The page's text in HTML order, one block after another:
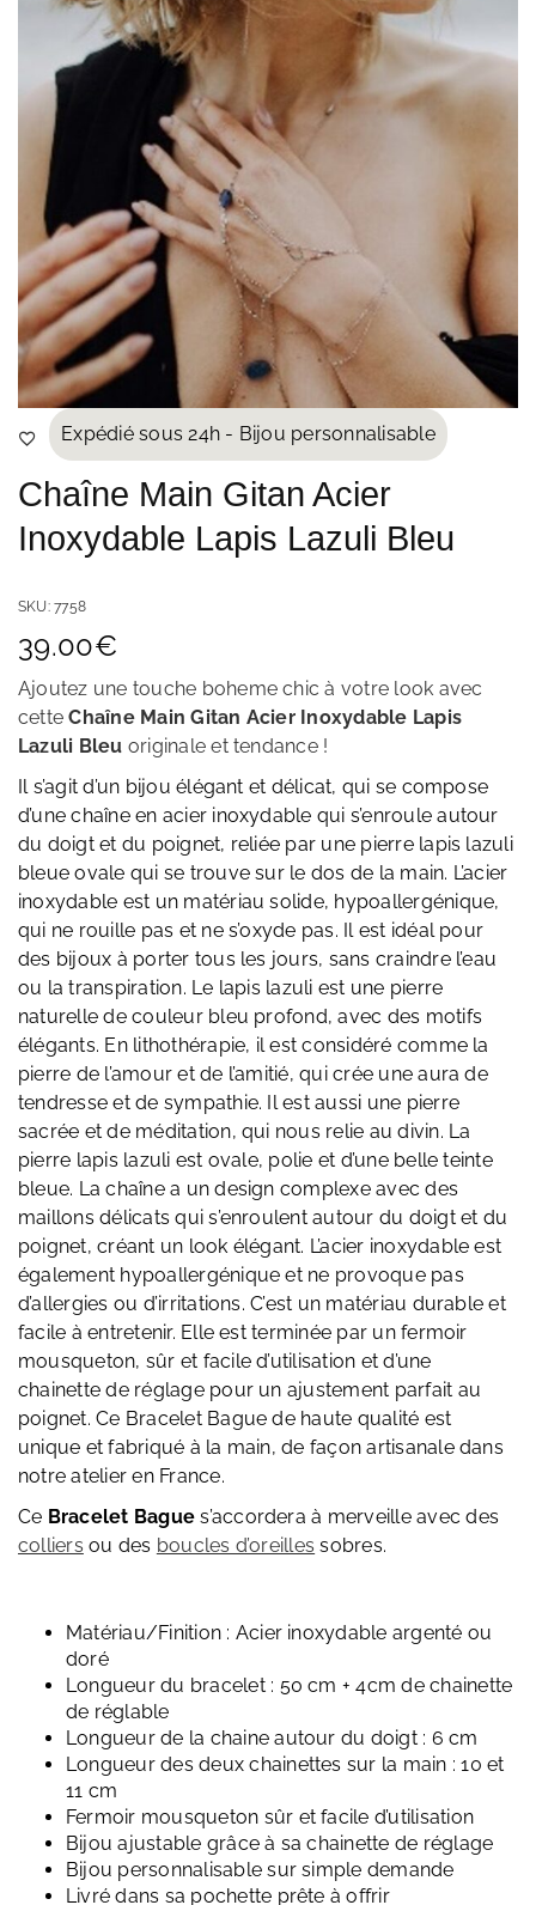
Expédié sous 24h - Bijou personnalisable
Chaîne Main Gitan Acier
Inoxydable Lapis Lazuli Bleu
SKU:7758
39.00€
Ajoutez une touche boheme chic à votre look avec
cette Chaîne Main Gitan Acier Inoxydable Lapis
Lazuli Bleu originale et tendance !
Il s’agit d’un bijou élégant et délicat, qui se compose
d’une chaîne en acier inoxydable qui s’enroule autour
du doigt et du poignet, reliée par une pierre lapis lazuli
bleue ovale qui se trouve sur le dos de la main. L’acier
inoxydable est un matériau solide, hypoallergénique,
qui ne rouille pas et ne s’oxyde pas. Il est idéal pour
des bijoux à porter tous les jours, sans craindre l’eau
ou la transpiration. Le lapis lazuli est une pierre
naturelle de couleur bleu profond, avec des motifs
élégants. En lithothérapie, il est considéré comme la
pierre de l’amour et de l’amitié, qui crée une aura de
tendresse et de sympathie. Il est aussi une pierre
sacrée et de méditation, qui nous relie au divin. La
pierre lapis lazuli est ovale, polie et d’une belle teinte
bleue. La chaîne a un design complexe avec des
maillons délicats qui s’enroulent autour du doigt et du
poignet, créant un look élégant. L’acier inoxydable est
également hypoallergénique et ne provoque pas
d’allergies ou d’irritations. C’est un matériau durable et
facile à entretenir. Elle est terminée par un fermoir
mousqueton, sûr et facile d’utilisation et d’une
chainette de réglage pour un ajustement parfait au
poignet. Ce Bracelet Bague de haute qualité est
unique et fabriqué à la main, de façon artisanale dans
notre atelier en France.
Ce Bracelet Bague s’accordera à merveille avec des
colliers ou des boucles d’oreilles sobres.
Matériau/Finition : Acier inoxydable argenté ou
doré
Longueur du bracelet : 50 cm + 4cm de chainette
de réglable
Longueur de la chaine autour du doigt : 6 cm
Longueur des deux chainettes sur la main : 10 et
11 cm
Fermoir mousqueton sûr et facile d’utilisation
Bijou ajustable grâce à sa chainette de réglage
Bijou personnalisable sur simple demande
Livré dans sa pochette prête à offrir